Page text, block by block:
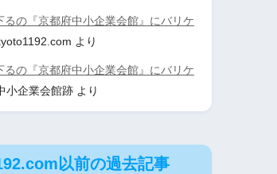
るの『京都府中小企業会館』にバリケ
より
るの『京都府中小企業会館』にバリケ
小企業会館跡 より
以前の過去記事